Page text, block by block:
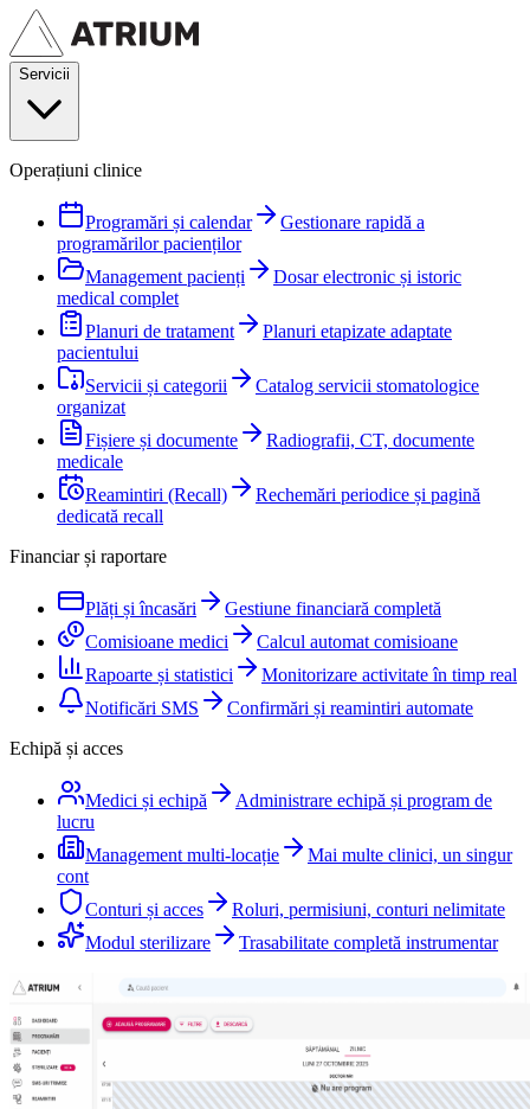
Servicii
Operațiuni clinice
Programări și calendar
Gestionare rapidă a
programărilor pacienților
Management pacienți
Dosar electronic și istoric
medical complet
Planuri de tratament
Planuri etapizate adaptate
pacientului
Servicii și categorii
Catalog servicii stomatologice
organizat
Fișiere și documente
Radiografii, CT, documente
medicale
Reamintiri (Recall)
Rechemări periodice și pagină
dedicată recall
Financiar și raportare
Plăți și încasări
Gestiune financiară completă
Comisioane medici
Calcul automat comisioane
Rapoarte și statistici
Monitorizare activitate în timp real
Notificări SMS
Confirmări și reamintiri automate
Echipă și acces
Medici și echipă
Administrare echipă și program de
lucru
Management multi-locație
Mai multe clinici, un singur
cont
Conturi și acces
Roluri, permisiuni, conturi nelimitate
Modul sterilizare
Trasabilitate completă instrumentar